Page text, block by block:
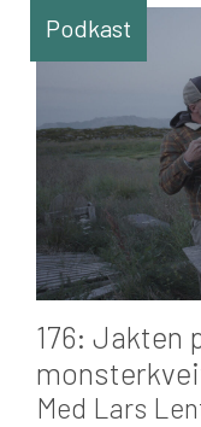
Podkast
176: Jakten
Med Lars